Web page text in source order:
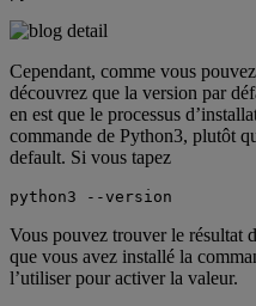
Cependant, comme vous
découvrez que la version par
en est que le processus
commande de Python3, plutôt
default. Si vous tapez
python3 --version
Vous pouvez trouver le résultat
que vous avez installé la
l’utiliser pour activer la valeur.